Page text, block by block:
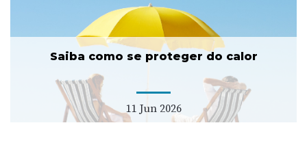
Saiba como se proteger do calor
11 Jun 2026